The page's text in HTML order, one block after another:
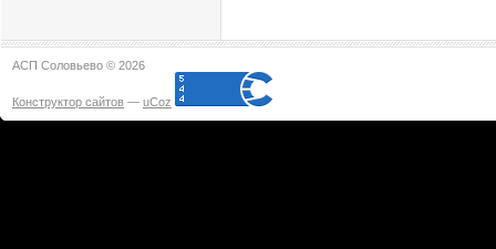
АСП Соловьево © 2026
Конструктор сайтов — uCoz